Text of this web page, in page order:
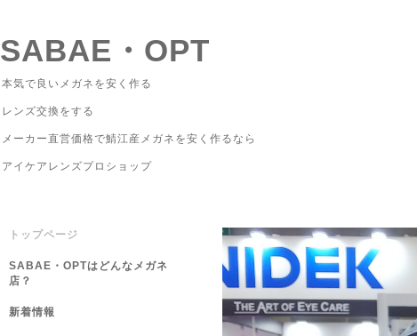
SABAE・OPT
本気で良いメガネを安く作る
レンズ交換をする
メーカー直営価格で鯖江産メガネを安く作るなら
アイケアレンズプロショップ
トップページ
SABAE・OPTはどんなメガネ
店？
新着情報